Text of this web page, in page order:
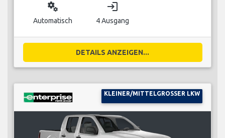
miscellaneous_services
Automatisch
login
4 Ausgang
DETAILS ANZEIGEN...
KLEINER/MITTELGROSSER LKW